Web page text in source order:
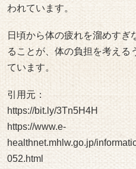
われています。
日頃から体の疲れを溜めすぎ
ることが、体の負担を考える
ています。
引用元：
https://bit.ly/3Tn5H4H
https://www.e-
healthnet.mhlw.go.jp/
052.html